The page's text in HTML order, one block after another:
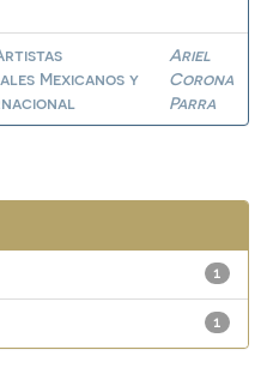
Mexicanos y
Ariel
Corona
Parra
1
1